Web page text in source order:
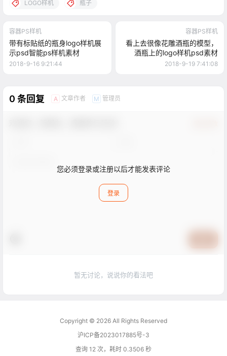
LOGO样机 瓶子
容器PS样机
带有标贴纸的瓶身logo样机展
示psd智能ps样机素材
2018-9-16 9:21:44
容器PS样机
看上去很像花雕酒瓶的模型，
酒瓶上的logo样机psd素材
2018-9-19 7:41:08
0 条回复 A 文章作者 M 管理员
您必须登录或注册以后才能发表评论
登录
暂无讨论，说说你的看法吧
Copyright © 2026 All Rights Reserved
沪ICP备2023017885号-3
查询 12 次，耗时 0.3506 秒